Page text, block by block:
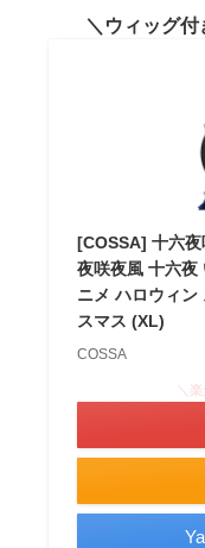
ウィッグ
[COSSA] 十六
夜咲夜風 十六夜
ニメ ハロウィン
スマス (XL)
COSSA
＼